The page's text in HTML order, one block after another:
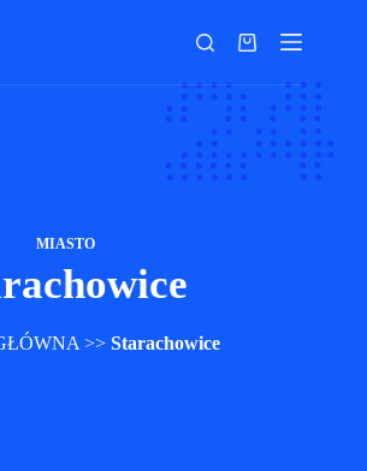
Koszyk
MIASTO
>>Starachowice